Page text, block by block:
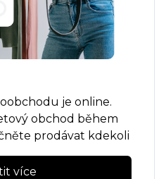
je online.
obchod během
prodávat kdekoli
více